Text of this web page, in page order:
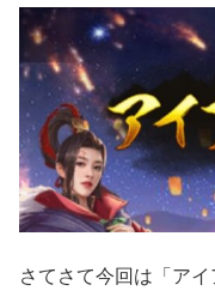
さてさて今回は「ア